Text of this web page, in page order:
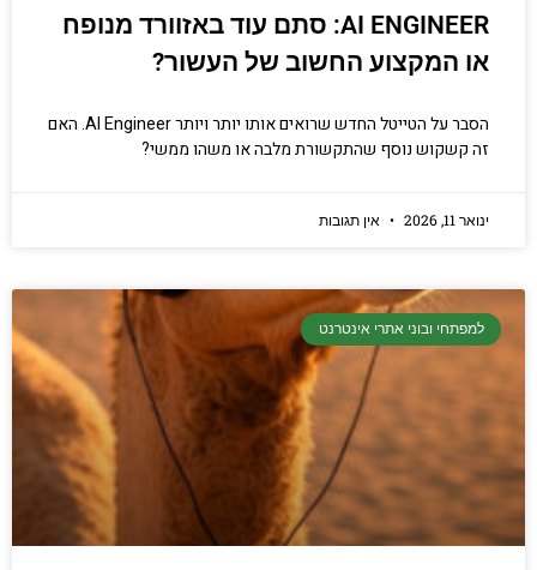
AI ENGINEER: סתם עוד באזוורד מנופח
או המקצוע החשוב של העשור?
הסבר על הטייטל החדש שרואים אותו יותר ויותר AI Engineer. האם
זה קשקוש נוסף שהתקשורת מלבה או משהו ממשי?
ינואר 11, 2026 אין תגובות
למפתחי ובוני אתרי אינטרנט